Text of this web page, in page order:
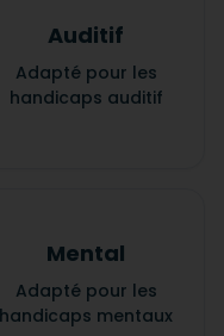
Auditif
Adapté pour les
handicaps auditif
Mental
Adapté pour les
handicaps mentaux